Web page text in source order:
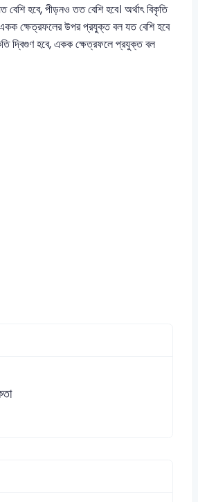
হবে, পীড়নও তত বেশি হবে। অর্থাৎ বিকৃতি
একক ক্ষেত্রফলের উপর প্রযুক্ত বল যত বেশি হবে
দ্বিগুণ হবে, একক ক্ষেত্রফলে প্রযুক্ত বল